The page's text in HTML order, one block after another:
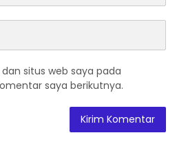
situs web saya pada
saya berikutnya.